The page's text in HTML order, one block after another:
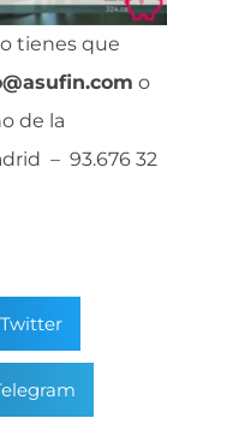
tienes que
o
de la
– 93.676 32
Twitter